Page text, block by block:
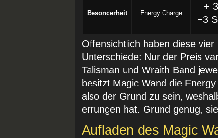
Besonderheit Energy Charge
+
+3
Offensichtlich haben diese
Unterschiede: Nur der Preis
Talisman und Wraith Band
besitzt Magic Wand die
also der Grund zu sein,
errungen hat. Grund genug,
Aufladen des Magic